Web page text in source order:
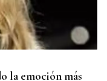
la emoción más